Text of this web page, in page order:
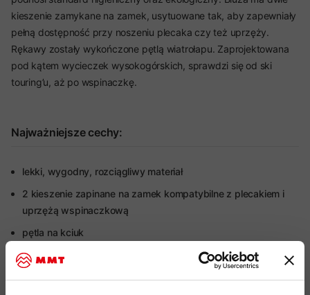
kieszenie zamykane na zamek, usytuowane tak, aby zapewniały
pełną dostępność przy noszeniu plecaka czy też uprzęży.
Rękawy zostały wykończone pętlą wiatrołapu. Zaprojektowana
pod kątem wycieczek wysokogórskich, sprawdzi się od ski
touring’u, aż po wspinaczkę.
Najważniejsze cechy:
lekki, wygodny, rozciągliwy materiał
2 kieszenie zapinane na zamek kompatybilne z plecakiem i
uprzężą wspinaczkową
pętla na kciuk
aktywne odprowadzanie wilgoci